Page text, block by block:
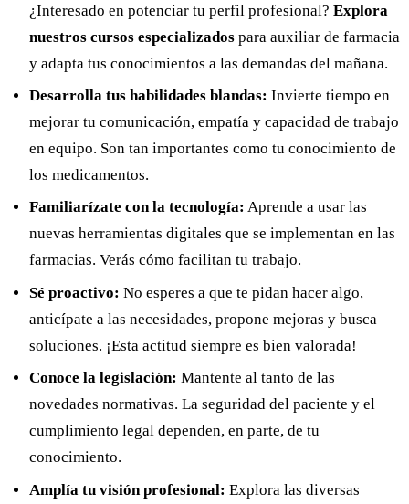
¿Interesado en potenciar tu perfil profesional? Explora
nuestros cursos especializados para auxiliar de farmacia
y adapta tus conocimientos a las demandas del mañana.
Desarrolla tus habilidades blandas: Invierte tiempo en
mejorar tu comunicación, empatía y capacidad de trabajo
en equipo. Son tan importantes como tu conocimiento de
los medicamentos.
Familiarízate con la tecnología: Aprende a usar las
nuevas herramientas digitales que se implementan en las
farmacias. Verás cómo facilitan tu trabajo.
Sé proactivo: No esperes a que te pidan hacer algo,
anticípate a las necesidades, propone mejoras y busca
soluciones. ¡Esta actitud siempre es bien valorada!
Conoce la legislación: Mantente al tanto de las
novedades normativas. La seguridad del paciente y el
cumplimiento legal dependen, en parte, de tu
conocimiento.
Amplía tu visión profesional: Explora las diversas